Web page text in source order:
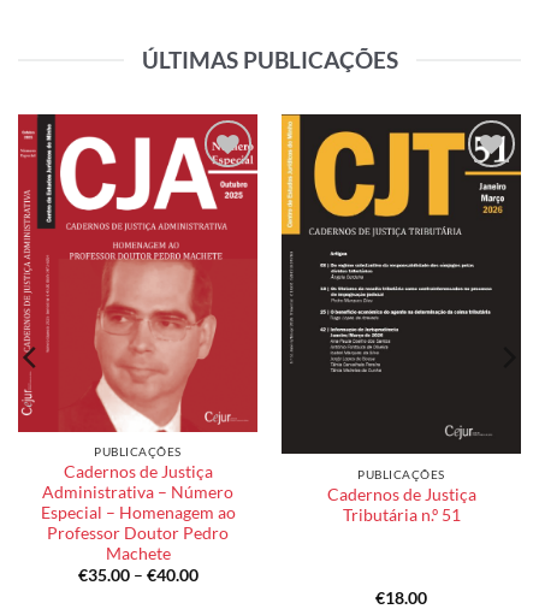
ÚLTIMAS PUBLICAÇÕES
Add to
wishlist
PUBLICAÇÕES
Cadernos de Justiça
Administrativa – Número
Especial – Homenagem ao
Professor Doutor Pedro
Machete
€35.00 – €40.00Price
Add to
wishlist
PUBLICAÇÕES
Cadernos de Justiça
Tributária n.º 51
€18.00